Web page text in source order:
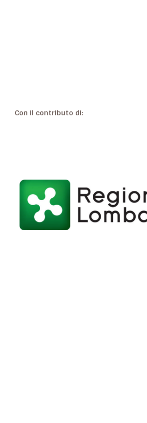
Con il contributo di: